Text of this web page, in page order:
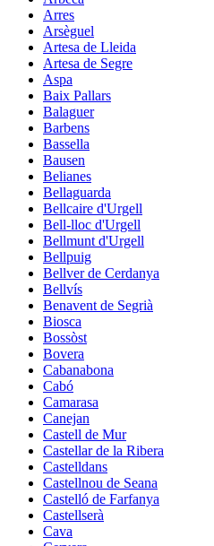
Arres
Arsèguel
Artesa de Lleida
Artesa de Segre
Aspa
Baix Pallars
Balaguer
Barbens
Bassella
Bausen
Belianes
Bellaguarda
Bellcaire d'Urgell
Bell-lloc d'Urgell
Bellmunt d'Urgell
Bellpuig
Bellver de Cerdanya
Bellvís
Benavent de Segrià
Biosca
Bossòst
Bovera
Cabanabona
Cabó
Camarasa
Canejan
Castell de Mur
Castellar de la Ribera
Castelldans
Castellnou de Seana
Castelló de Farfanya
Castellserà
Cava